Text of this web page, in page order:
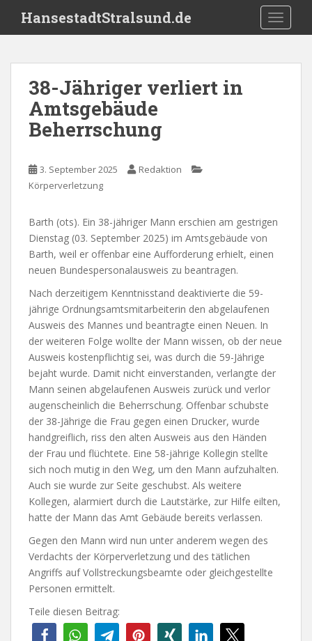
i
HansestadtStralsund.de
38-Jähriger verliert in
Amtsgebäude
Beherrschung
3. September 2025
Redaktion
Körperverletzung
Barth (ots). Ein 38-jähriger Mann erschien am gestrigen
Dienstag (03. September 2025) im Amtsgebäude von
Barth, weil er offenbar eine Aufforderung erhielt, einen
neuen Bundespersonalausweis zu beantragen.
Nach derzeitigem Kenntnisstand deaktivierte die 59-
jährige Ordnungsamtsmitarbeiterin den abgelaufenen
Ausweis des Mannes und beantragte einen Neuen. In
der weiteren Folge wollte der Mann wissen, ob der neue
Ausweis kostenpflichtig sei, was durch die 59-Jährige
bejaht wurde. Damit nicht einverstanden, verlangte der
Mann seinen abgelaufenen Ausweis zurück und verlor
augenscheinlich die Beherrschung. Offenbar schubste
der 38-Jährige die Frau gegen einen Drucker, wurde
handgreiflich, riss den alten Ausweis aus den Händen
der Frau und flüchtete. Eine 58-jährige Kollegin stellte
sich noch mutig in den Weg, um den Mann aufzuhalten.
Auch sie wurde zur Seite geschubst. Als weitere
Kollegen, alarmiert durch die Lautstärke, zur Hilfe eilten,
hatte der Mann das Amt Gebäude bereits verlassen.
Gegen den Mann wird nun unter anderem wegen des
Verdachts der Körperverletzung und des tätlichen
Angriffs auf Vollstreckungsbeamte oder gleichgestellte
Personen ermittelt.
Teile diesen Beitrag: